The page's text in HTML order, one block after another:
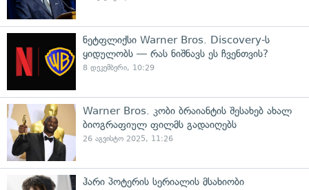
ნეტფლიქსი Warner Bros. Discovery-ს
ყიდულობს — რას ნიშნავს ეს ჩვენთვის?
8 დეკემბერი, 10:29
Warner Bros. კობი ბრაიანტის შესახებ ახალ
ბიოგრაფიულ ფილმს გადაიღებს
26 აგვისტო 2025, 11:26
ჰარი პოტერის სერიალის მსახიობი